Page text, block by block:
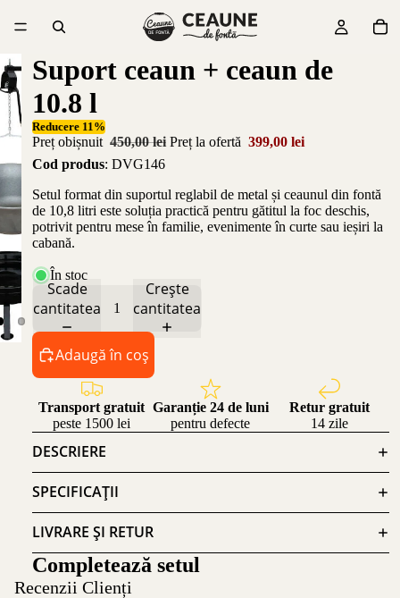
Suport ceaun + ceaun de
10.8 l
Reducere 11%
Preț obișnuit 450,00 lei Preț la ofertă 399,00 lei
Cod produs: DVG146
Setul format din suportul reglabil de metal și ceaunul din fontă
de 10,8 litri este soluția practică pentru gătitul la foc deschis,
potrivit pentru mese în familie, evenimente în curte sau ieșiri la
cabană.
În stoc
Scade
cantitatea
Crește
cantitatea
Adaugă în coș
Transport gratuit
peste 1500 lei
Garanție 24 de luni
pentru defecte
Retur gratuit
14 zile
DESCRIERE
SPECIFICAȚII
LIVRARE ȘI RETUR
Completează setul
Recenzii Clienți